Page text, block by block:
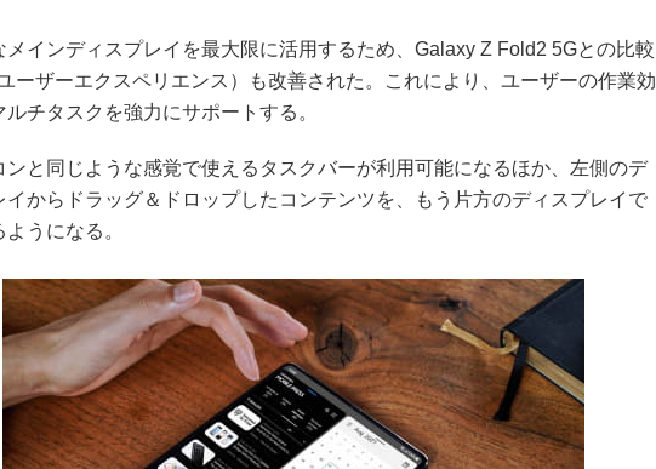
インディスプレイを最大限に活用するため、Galaxy Z Fold2 5Gとの比較
ーザーエクスペリエンス）も改善された。これにより、ユーザーの作業効
ルチタスクを強力にサポートする。
と同じような感覚で使えるタスクバーが利用可能になるほか、左側のデ
イからドラッグ＆ドロップしたコンテンツを、もう片方のディスプレイで
ようになる。